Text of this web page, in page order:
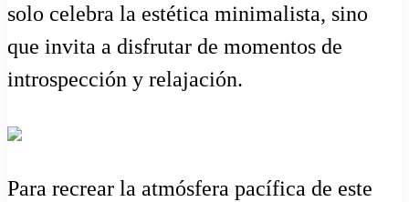
solo celebra la estética minimalista, sino
que invita a disfrutar de momentos de
introspección y relajación.
Para recrear la atmósfera pacífica de este